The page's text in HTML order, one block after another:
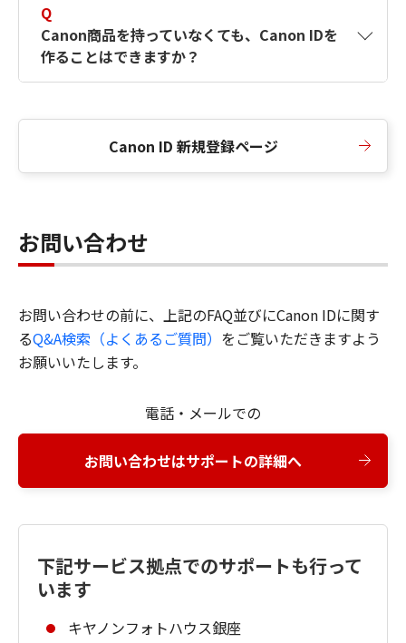
Q
Canon商品を持っていなくても、Canon IDを
作ることはできますか？
Canon ID 新規登録ページ
お問い合わせ
お問い合わせの前に、上記のFAQ並びにCanon IDに関す
るQ&A検索（よくあるご質問） をご覧いただきますよう
お願いいたします。
電話・メールでの
お問い合わせはサポートの詳細へ
下記サービス拠点でのサポートも行って
います
キヤノンフォトハウス銀座